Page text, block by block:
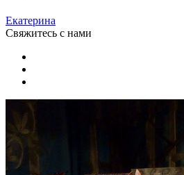
Екатерина
Свяжитесь с нами